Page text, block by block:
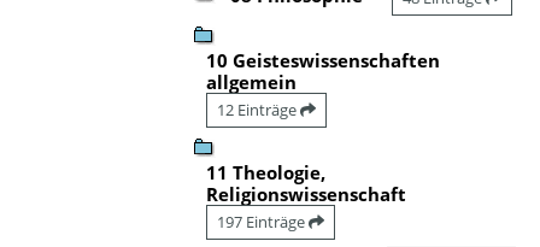
10 Geisteswissenschaften
allgemein
12 Einträge
11 Theologie,
Religionswissenschaft
197 Einträge